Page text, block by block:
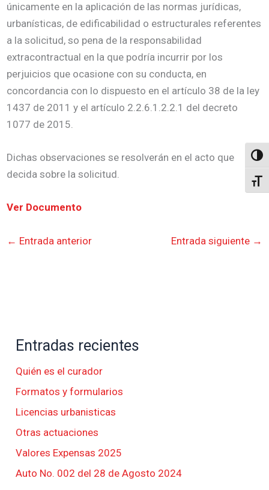
únicamente en la aplicación de las normas jurídicas,
urbanísticas, de edificabilidad o estructurales referentes
a la solicitud, so pena de la responsabilidad
extracontractual en la que podría incurrir por los
perjuicios que ocasione con su conducta, en
concordancia con lo dispuesto en el artículo 38 de la ley
1437 de 2011 y el artículo 2.2.6.1.2.2.1 del decreto
1077 de 2015.
Dichas observaciones se resolverán en el acto que
decida sobre la solicitud.
Ver Documento
← Entrada anterior Entrada siguiente →
Entradas recientes
Quién es el curador
Formatos y formularios
Licencias urbanisticas
Otras actuaciones
Valores Expensas 2025
Auto No. 002 del 28 de Agosto 2024